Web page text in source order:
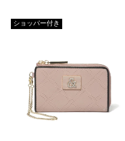
ショッパー付き